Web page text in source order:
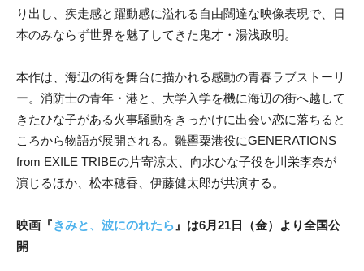
り出し、疾走感と躍動感に溢れる自由闊達な映像表現で、日
本のみならず世界を魅了してきた鬼才・湯浅政明。
本作は、海辺の街を舞台に描かれる感動の青春ラブストーリ
ー。消防士の青年・港と、大学入学を機に海辺の街へ越して
きたひな子がある火事騒動をきっかけに出会い恋に落ちると
ころから物語が展開される。雛罌粟港役にGENERATIONS
from EXILE TRIBEの片寄涼太、向水ひな子役を川栄李奈が
演じるほか、松本穂香、伊藤健太郎が共演する。
映画『きみと、波にのれたら 』は6月21日（金）より全国公
開